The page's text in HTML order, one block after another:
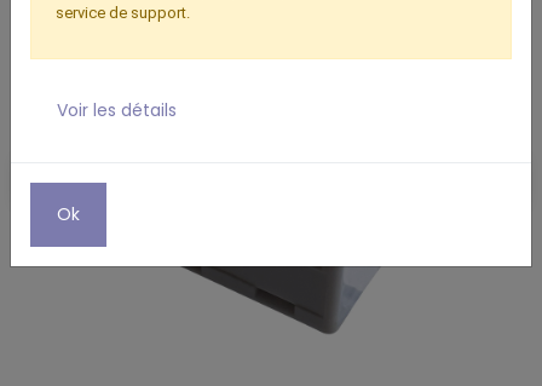
service de support.
Voir les détails
Ok